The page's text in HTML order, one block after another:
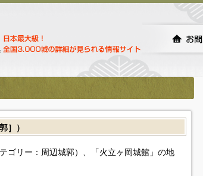
］）
ゴリー：周辺城郭）、「火立ヶ岡城館」の地